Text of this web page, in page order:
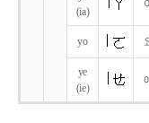
(ia)
yo
ye
(ie)